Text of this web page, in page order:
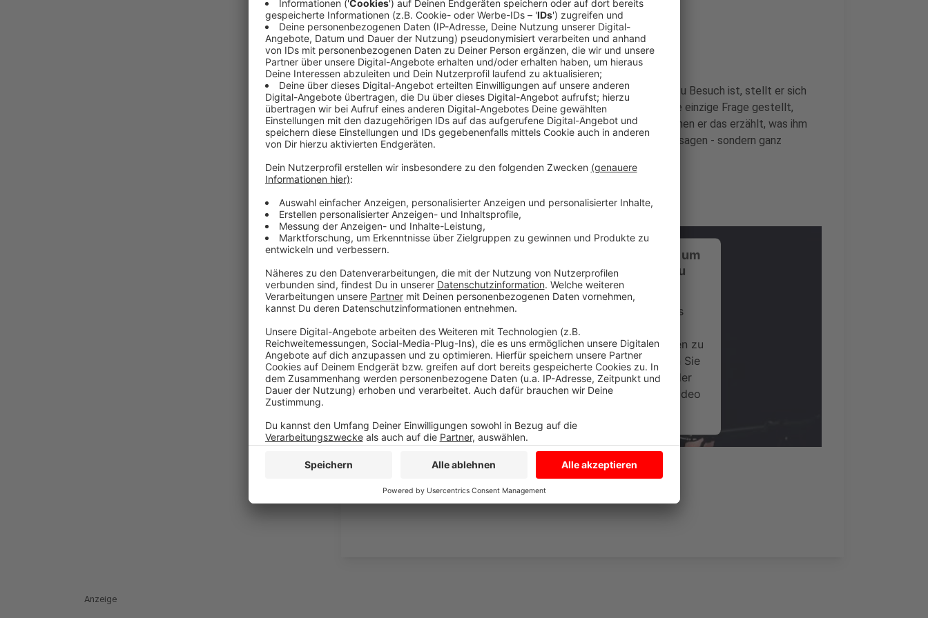
Ein Promi, keine Fragen und fünf Gegenstände
Anzeige
Wenn ein Popstar, Comedian, Schauspieler oder Politiker bei uns zu Besuch ist, stellt er sich
auch dem besonderen Video-Interview „Fünf für". Dabei wird keine einzige Frage gestellt,
sondern dem Gast einfach fünf Dinge in die Hand gedrückt, zu denen er das erzählt, was ihm
als Erstes einfällt. Keine Standardantworten, keine Promotionaussagen - sondern ganz
Wir benötigen Ihre Zustimmung, um
den YouTube Video-Service zu
laden!
Wir verwenden einen Service eines
Drittanbieters, um Videoinhalte
einzubetten. Dieser Service kann Daten zu
Ihren Aktivitäten sammeln. Bitte lesen Sie
die Details durch und stimmen Sie der
Nutzung des Service zu, um dieses Video
Akzeptieren
powered by
Usercentrics Consent Management
Fünf für Matze Knop
Anzeige
Anzeige